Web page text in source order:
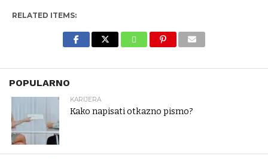
RELATED ITEMS:
POPULARNO
KARIJERA
Kako napisati otkazno pismo?